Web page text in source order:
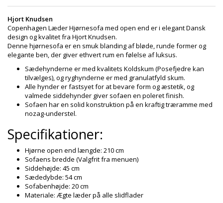
Hjort Knudsen
Copenhagen Læder Hjørnesofa med open end er i elegant Dansk
design og kvalitet fra Hjort Knudsen.
Denne hjørnesofa er en smuk blanding af bløde, runde former og
elegante ben, der giver ethvert rum en følelse af luksus.
Sædehynderne er med kvalitets Koldskum (Posefjedre kan
tilvælges), og ryghynderne er med granulatfyld skum.
Alle hynder er fastsyet for at bevare form og æstetik, og
valmede siddehynder giver sofaen en poleret finish.
Sofaen har en solid konstruktion på en kraftig træramme med
nozag-understel.
Specifikationer:
Hjørne open end længde: 210 cm
Sofaens bredde (Valgfrit fra menuen)
Siddehøjde: 45 cm
Sædedybde: 54 cm
Sofabenhøjde: 20 cm
Materiale: Ægte læder på alle slidflader